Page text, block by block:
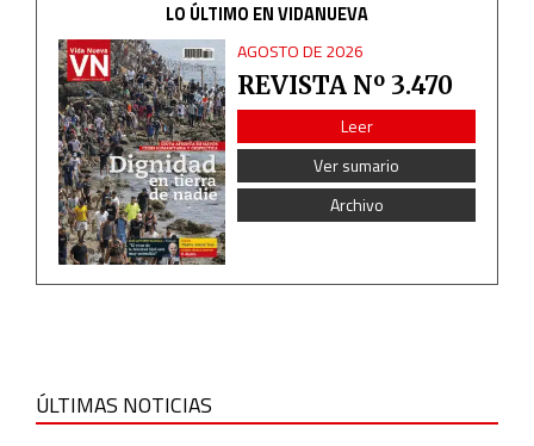
LO ÚLTIMO EN VIDANUEVA
AGOSTO DE 2026
REVISTA Nº 3.470
Leer
Ver sumario
Archivo
ÚLTIMAS NOTICIAS